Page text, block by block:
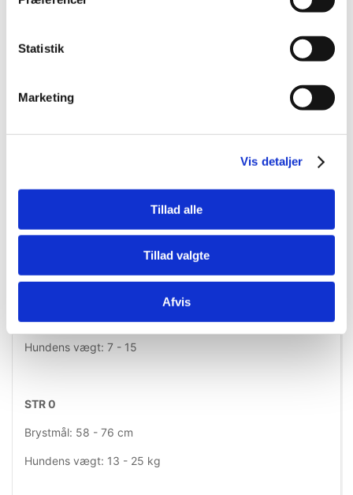
Statistik
Marketing
Vis detaljer
Tillad alle
Tillad valgte
Afvis
Hundens vægt: 1 - 3 kg
Brystmål: 33 - 45 cm
Hundens vægt: 4 - 7 kg
Brystmål: 51 - 67 cm
Hundens vægt: 7 - 15
STR 0
Brystmål: 58 - 76 cm
Hundens vægt: 13 - 25 kg